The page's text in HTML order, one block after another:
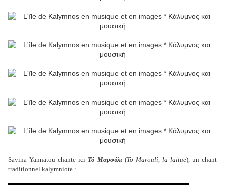
Savina Yannatou chante ici Τό Μαρούλι (To Marouli, la laitue), un chant
traditionnel kalymniote :